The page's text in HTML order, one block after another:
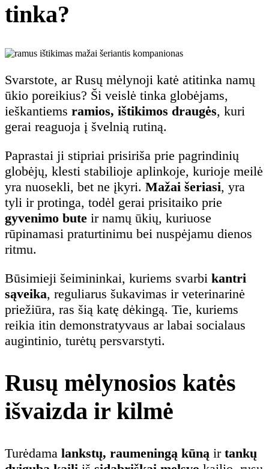
tinka?
Svarstote, ar Rusų mėlynoji katė atitinka namų
ūkio poreikius? Ši veislė tinka globėjams,
ieškantiems ramios, ištikimos draugės, kuri
gerai reaguoja į švelnią rutiną.
Paprastai ji stipriai prisiriša prie pagrindinių
globėjų, klesti stabilioje aplinkoje, kurioje meilė
yra nuosekli, bet ne įkyri. Mažai šeriasi, yra
tyli ir protinga, todėl gerai prisitaiko prie
gyvenimo bute ir namų ūkių, kuriuose
rūpinamasi praturtinimu bei nuspėjamu dienos
ritmu.
Būsimieji šeimininkai, kuriems svarbi kantri
sąveika, reguliarus šukavimas ir veterinarinė
priežiūra, ras šią katę dėkingą. Tie, kuriems
reikia itin demonstratyvaus ar labai socialaus
augintinio, turėtų persvarstyti.
Rusų mėlynosios katės
išvaizda ir kilmė
Turėdama lankstų, raumeningą kūną ir tankų